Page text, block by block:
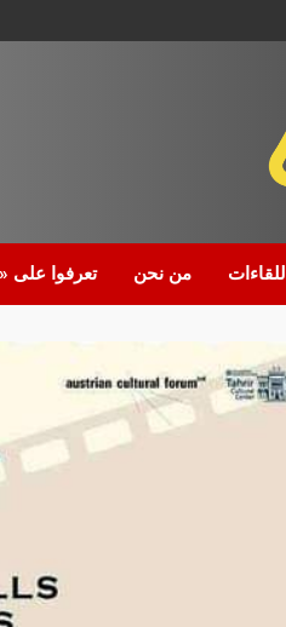
اللقاءات من نحن تعرفوا